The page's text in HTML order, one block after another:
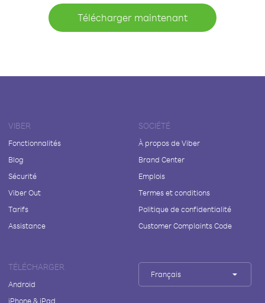
Télécharger maintenant
VIBER
Fonctionnalités
Blog
Sécurité
Viber Out
Tarifs
Assistance
SOCIÉTÉ
À propos de Viber
Brand Center
Emplois
Termes et conditions
Politique de confidentialité
Customer Complaints Code
TÉLÉCHARGER
Android
iPhone & iPad
Français